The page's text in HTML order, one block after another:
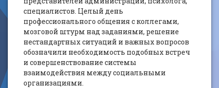
специалистов. Целый день
профессионального общения с коллегами,
мозговой штурм над заданиями, решение
нестандартных ситуаций и важных вопросов
обозначили необходимость подобных встреч
и совершенствование системы
взаимодействия между социальными
организациями.